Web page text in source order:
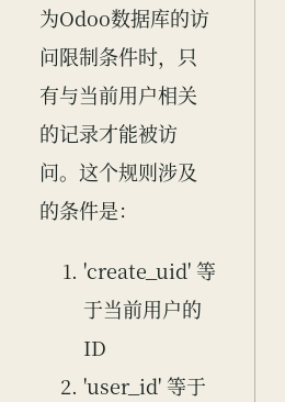
为Odoo数据库的访
问限制条件时，只
有与当前用户相关
的记录才能被访
问。这个规则涉及
的条件是：
'create_uid' 等
于当前用户的
ID
'user_id' 等于